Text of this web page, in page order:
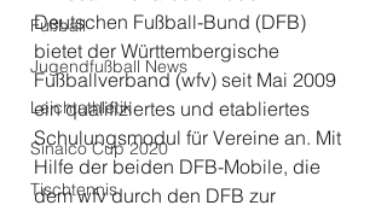
Fußball
Jugendfußball News
Leichtathletik
Sinalco Cup 2020
Tischtennis
Deutschen Fußball-Bund (DFB)
bietet der Württembergische
Fußballverband (wfv) seit Mai 2009
ein qualifiziertes und etabliertes
Schulungsmodul für Vereine an. Mit
Hilfe der beiden DFB-Mobile, die
dem wfv durch den DFB zur